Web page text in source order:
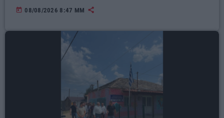
today 08/08/2026 8:47 ΜΜ